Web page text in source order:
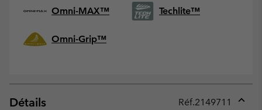
Omni-MAX™ Techlite™
Omni-Grip™
Détails Réf.2149711